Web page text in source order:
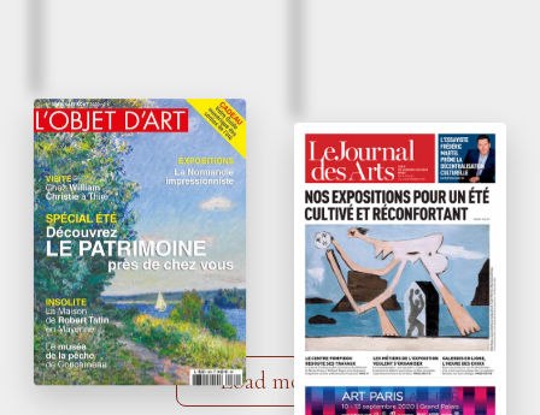
July 2020.
Alexis Bordes’
beautiful women
L’Objet d’Art – n°569
July 2020
Sheets of drawings
are a smash hit
Le Journal des Arts –
n°549
Load more